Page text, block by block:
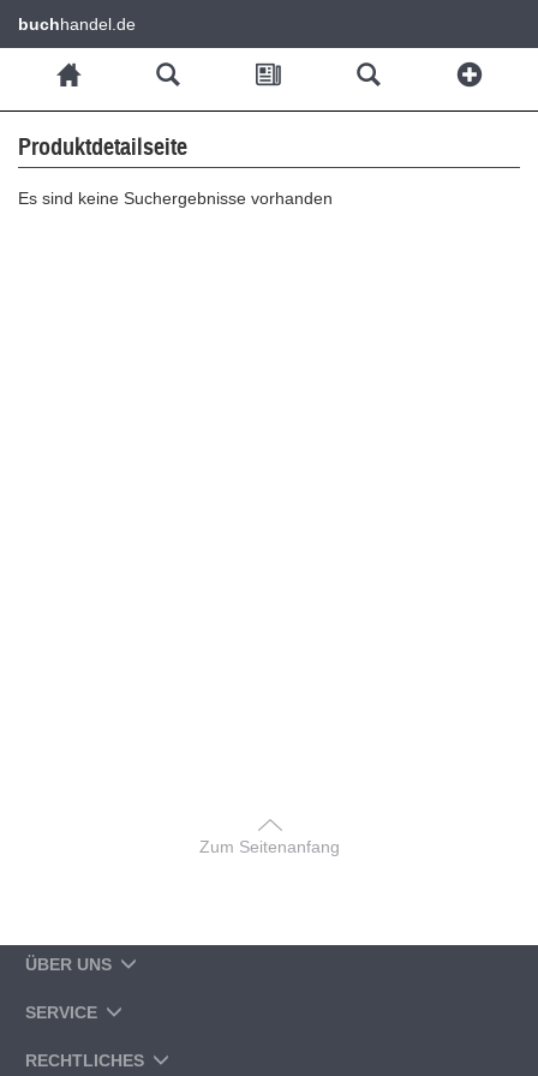
buchhandel.de
Produktdetailseite
Es sind keine Suchergebnisse vorhanden
Zum Seitenanfang
ÜBER UNS
SERVICE
RECHTLICHES